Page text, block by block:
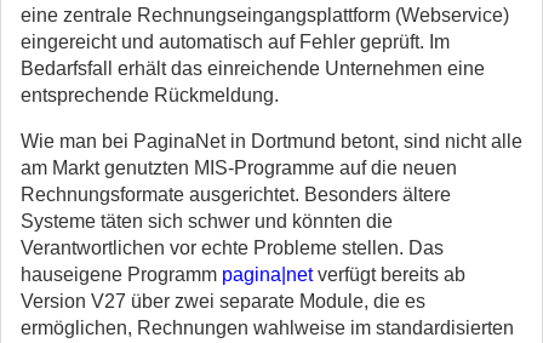
eine zentrale Rechnungseingangsplattform (Webservice)
eingereicht und automatisch auf Fehler geprüft. Im
Bedarfsfall erhält das einreichende Unternehmen eine
entsprechende Rückmeldung.
Wie man bei PaginaNet in Dortmund betont, sind nicht alle
am Markt genutzten MIS-Programme auf die neuen
Rechnungsformate ausgerichtet. Besonders ältere
Systeme täten sich schwer und könnten die
Verantwortlichen vor echte Probleme stellen. Das
hauseigene Programm pagina|netverfügt bereits ab
Version V27 über zwei separate Module, die es
ermöglichen, Rechnungen wahlweise im standardisierten